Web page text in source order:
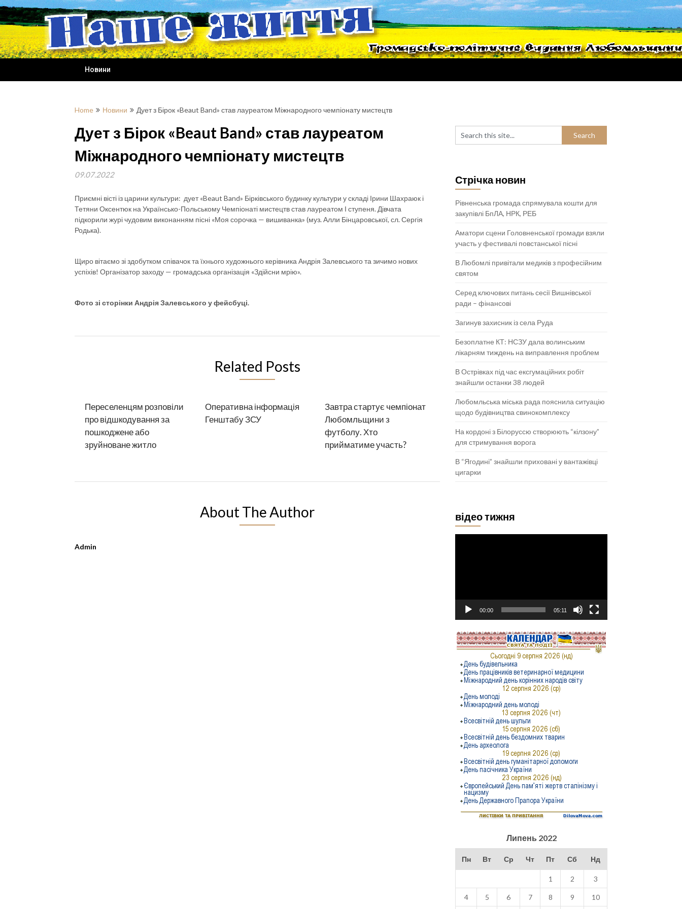
Skip
to
content
Новини
Home Новини Дует з Бірок «Beaut Band» став лауреатом Міжнародного чемпіонату мистецтв
Дует з Бірок «Beaut Band» став лауреатом
Міжнародного чемпіонату мистецтв
09.07.2022
Приємні вісті із царини культури: дует «Beaut Band» Бірківського будинку культури у складі Ірини Шахраюк і
Тетяни Оксентюк на Українсько-Польському Чемпіонаті мистецтв став лауреатом І ступеня. Дівчата
підкорили журі чудовим виконанням пісні «Моя сорочка — вишиванка» (муз. Алли Бінцаровської, сл. Сергія
Родька).
Щиро вітаємо зі здобутком співачок та їхнього художнього керівника Андрія Залевського та зичимо нових
успіхів! Організатор заходу — громадська організація «Здійсни мрію».
Фото зі сторінки Андрія Залевського у фейсбуці.
Related Posts
Переселенцям розповіли
про відшкодування за
пошкоджене або
зруйноване житло
Оперативна інформація
Генштабу ЗСУ
Завтра стартує чемпіонат
Любомльщини з
футболу. Хто
прийматиме участь?
About The Author
Admin
Стрічка новин
Рівненська громада спрямувала кошти для
закупівлі БпЛА, НРК, РЕБ
Аматори сцени Головненської громади взяли
участь у фестивалі повстанської пісні
В Любомлі привітали медиків з професійним
святом
Серед ключових питань сесії Вишнівської
ради – фінансові
Загинув захисник із села Руда
Безоплатне КТ: НСЗУ дала волинським
лікарням тиждень на виправлення проблем
В Острівках під час ексгумаційних робіт
знайшли останки 38 людей
Любомльська міська рада пояснила ситуацію
щодо будівництва свинокомплексу
На кордоні з Білоруссю створюють “кілзону”
для стримування ворога
В “Ягодині” знайшли приховані у вантажівці
цигарки
відео тижня
00:00 05:11
Липень 2022
Пн Вт Ср Чт Пт Сб Нд
1 2 3
4 5 6 7 8 9 10